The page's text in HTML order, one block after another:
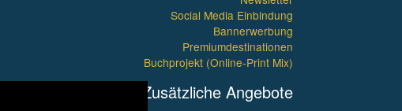
Social Media Einbindung
Bannerwerbung
Premiumdestinationen
Buchprojekt (Online-Print Mix)
Zusätzliche Angebote